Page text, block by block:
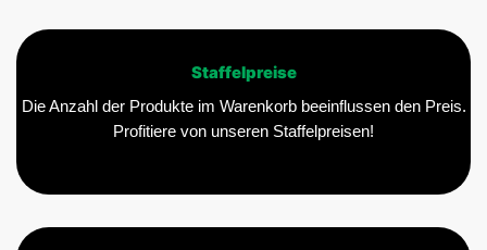
Staffelpreise
Die Anzahl der Produkte im Warenkorb beeinflussen den Preis.
Profitiere von unseren Staffelpreisen!